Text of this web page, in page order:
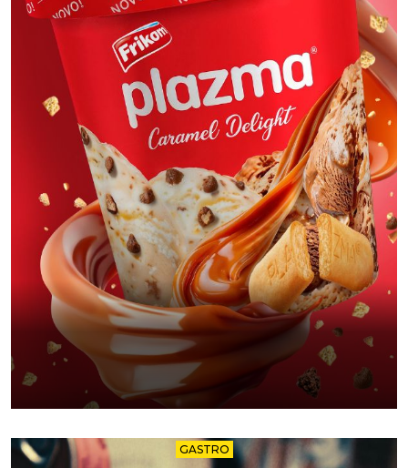
GASTRO